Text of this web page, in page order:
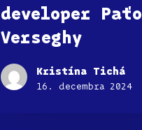
developer Paťo
Verseghy
Kristína Tichá
16. decembra 2024